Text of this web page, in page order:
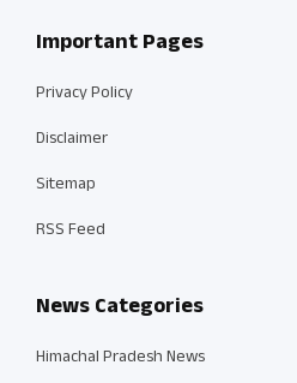
Important Pages
Privacy Policy
Disclaimer
Sitemap
RSS Feed
News Categories
Himachal Pradesh News